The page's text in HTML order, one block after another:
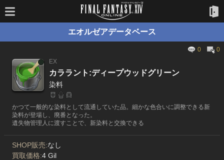
エオルゼアデータベース
0
0
EX
カララント:ディープウッドグリーン
染料
かつて一般的な染料として流通していた品。細かな色合いに調整できる新
染料が登場し、廃番となった。
遺失物管理人に渡すことで、新染料と交換できる
SHOP販売:なし
買取価格:4 Gil